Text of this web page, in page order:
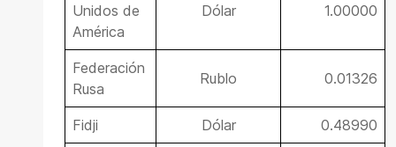
Unidos de
América
Dólar 1.00000
Federación
Rusa
Rublo 0.01326
Fidji Dólar 0.48990